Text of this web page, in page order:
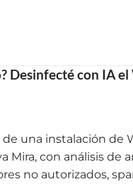
Desinfecté con IA
una instalación de
Mira, con análisis de
no autorizados,